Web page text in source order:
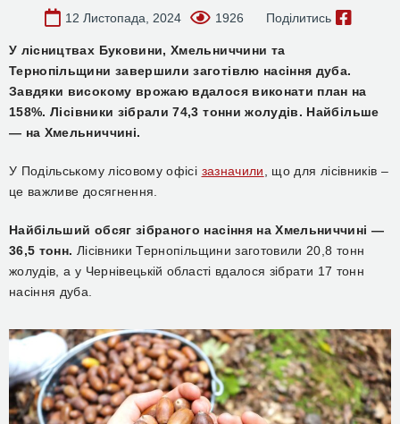
12 Листопада, 2024 1926 Поділитись
У лісництвах Буковини, Хмельниччини та
Тернопільщини завершили заготівлю насіння дуба.
Завдяки високому врожаю вдалося виконати план на
158%. Лісівники зібрали 74,3 тонни жолудів. Найбільше
— на Хмельниччині.
У Подільському лісовому офісі зазначили
, що для лісівників –
це важливе досягнення.
Найбільший обсяг зібраного насіння на Хмельниччині —
36,5 тонн. Лісівники Тернопільщини заготовили 20,8 тонн
жолудів, а у Чернівецькій області вдалося зібрати 17 тонн
насіння дуба.